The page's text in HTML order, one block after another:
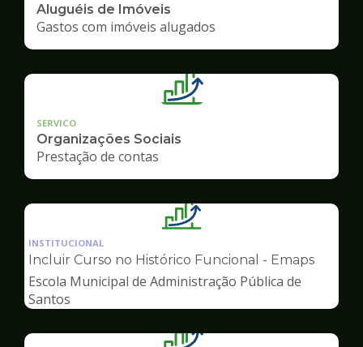
Aluguéis de Imóveis
Gastos com imóveis alugados
SERVICO
Organizações Sociais
Prestação de contas
Ilustração
pagina
de
Gestão
INSTITUCIONAL
Incluir Curso no Histórico Funcional - Emaps
Escola Municipal de Administração Pública de
Santos